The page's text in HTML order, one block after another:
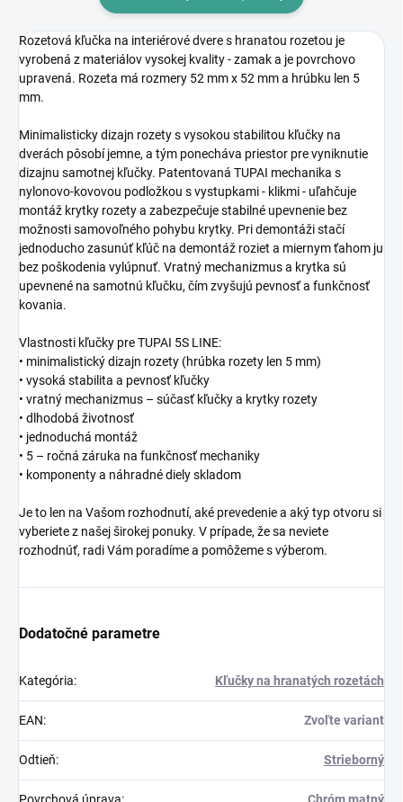
Rozetová kľučka na interiérové dvere s hranatou rozetou je
vyrobená z materiálov vysokej kvality - zamak a je povrchovo
upravená. Rozeta má rozmery 52 mm x 52 mm a hrúbku len 5
mm.
Minimalisticky dizajn rozety s vysokou stabilitou kľučky na
dverách pôsobí jemne, a tým ponecháva priestor pre vyniknutie
dizajnu samotnej kľučky. Patentovaná TUPAI mechanika s
nylonovo-kovovou podložkou s vystupkami - klikmi - uľahčuje
montáž krytky rozety a zabezpečuje stabilné upevnenie bez
možnosti samovoľného pohybu krytky. Pri demontáži stačí
jednoducho zasunúť kľúč na demontáž roziet a miernym ťahom ju
bez poškodenia vylúpnuť. Vratný mechanizmus a krytka sú
upevnené na samotnú kľučku, čím zvyšujú pevnosť a funkčnosť
kovania.
Vlastnosti kľučky pre TUPAI 5S LINE:
• minimalistický dizajn rozety (hrúbka rozety len 5 mm)
• vysoká stabilita a pevnosť kľučky
• vratný mechanizmus – súčasť kľučky a krytky rozety
• dlhodobá životnosť
• jednoduchá montáž
• 5 – ročná záruka na funkčnosť mechaniky
• komponenty a náhradné diely skladom
Je to len na Vašom rozhodnutí, aké prevedenie a aký typ otvoru si
vyberiete z našej širokej ponuky. V prípade, že sa neviete
rozhodnúť, radi Vám poradíme a pomôžeme s výberom.
Dodatočné parametre
Kategória: Kľučky na hranatých rozetách
EAN: Zvoľte variant
Odtieň: Strieborný